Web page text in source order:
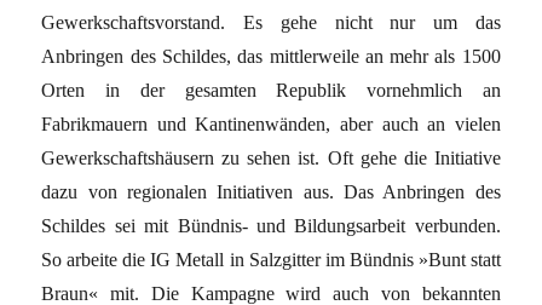
Gewerkschaftsvorstand. Es gehe nicht nur um das
Anbringen des Schildes, das mittlerweile an mehr als 1500
Orten in der gesamten Republik vornehmlich an
Fabrikmauern und Kantinenwänden, aber auch an vielen
Gewerkschaftshäusern zu sehen ist. Oft gehe die Initiative
dazu von regionalen Initiativen aus. Das Anbringen des
Schildes sei mit Bündnis- und Bildungsarbeit verbunden.
So arbeite die IG Metall in Salzgitter im Bündnis »Bunt statt
Braun« mit. Die Kampagne wird auch von bekannten